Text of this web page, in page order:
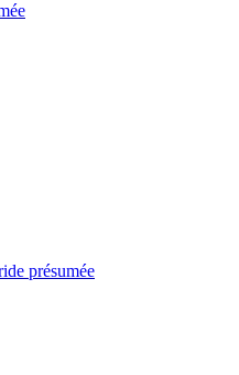
présumée